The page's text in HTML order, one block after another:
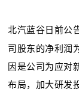
北汽蓝谷日前公
司股东的净利润
因是公司为应对
布局，加大研发